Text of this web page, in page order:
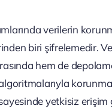
verilerin
biri şifrelemedir.
hem de
yetkisiz erişim